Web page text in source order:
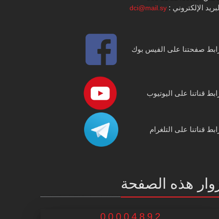
الإلكتروني : dci@mail.sy
صفحتنا على الفيس بوك
قناتنا على اليوتيوب
قناتنا على التلغرام
هذه الصفحة
00004892